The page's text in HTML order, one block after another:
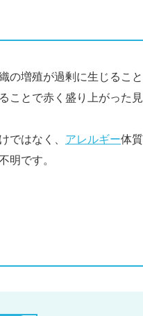
の増殖が過剰に生じるこ
ことで赤く盛り上がった
ではなく、 アレルギー体
明です。